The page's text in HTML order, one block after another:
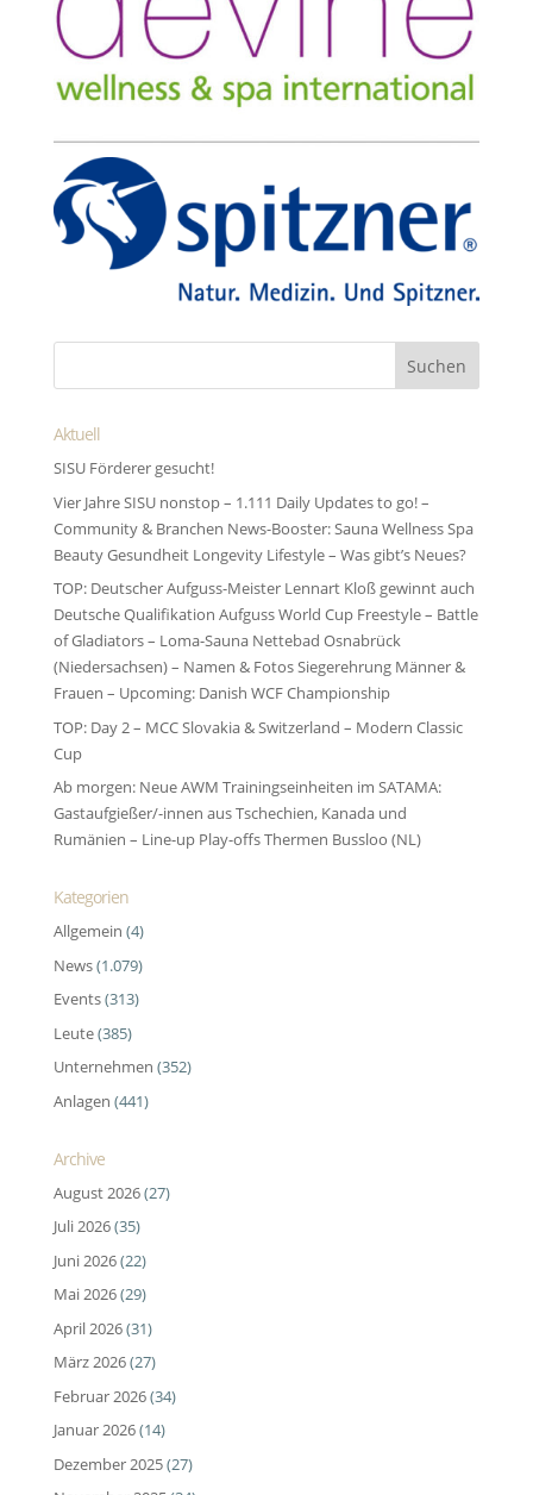
Aktuell
SISU Förderer gesucht!
Vier Jahre SISU nonstop – 1.111 Daily Updates to go! –
Community & Branchen News-Booster: Sauna Wellness Spa
Beauty Gesundheit Longevity Lifestyle – Was gibt’s Neues?
TOP: Deutscher Aufguss-Meister Lennart Kloß gewinnt auch
Deutsche Qualifikation Aufguss World Cup Freestyle – Battle
of Gladiators – Loma-Sauna Nettebad Osnabrück
(Niedersachsen) – Namen & Fotos Siegerehrung Männer &
Frauen – Upcoming: Danish WCF Championship
TOP: Day 2 – MCC Slovakia & Switzerland – Modern Classic
Cup
Ab morgen: Neue AWM Trainingseinheiten im SATAMA:
Gastaufgießer/-innen aus Tschechien, Kanada und
Rumänien – Line-up Play-offs Thermen Bussloo (NL)
Kategorien
Allgemein (4)
News(1.079)
Events(313)
Leute(385)
Unternehmen (352)
Anlagen (441)
Archive
August 2026(27)
Juli 2026(35)
Juni 2026(22)
Mai 2026(29)
April 2026(31)
März 2026(27)
Februar 2026(34)
Januar 2026(14)
Dezember 2025(27)